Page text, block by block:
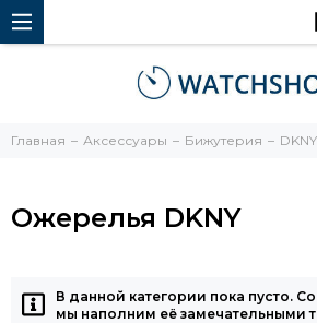
Главная Аксессуары Бижутерия DKNY
Ожерелья DKNY
В данной категории пока пусто.
мы наполним её замечательными